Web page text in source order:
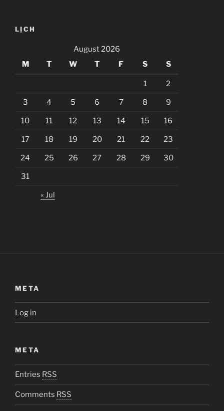
LỊCH
August 2026
M
T W T F S S
1 2
3 4 5 6 7 8 9
10 11 12 13 14 15 16
17 18 19 20 21 22 23
24 25 26 27 28 29 30
31
« Jul
META
Log in
META
Entries RSS
Comments RSS